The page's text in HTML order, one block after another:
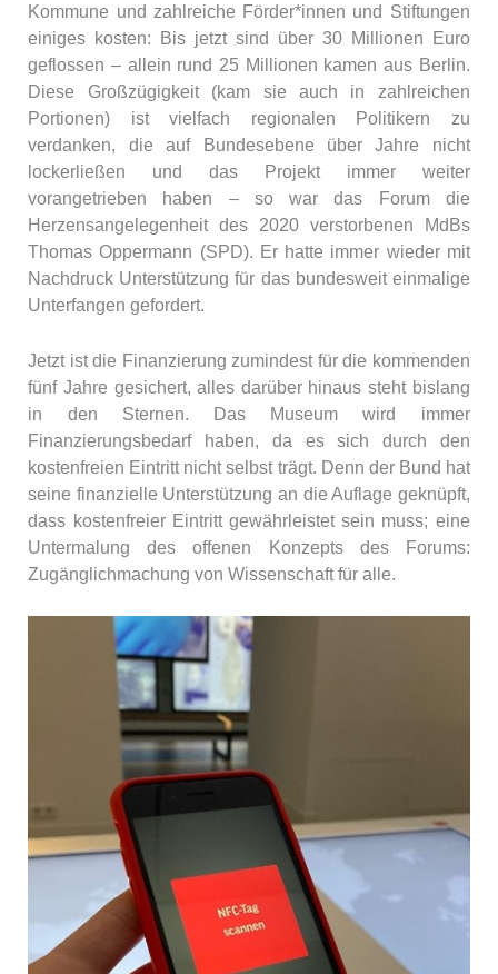
Kommune und zahlreiche Förder*innen und Stiftungen
einiges kosten: Bis jetzt sind über 30 Millionen Euro
geflossen – allein rund 25 Millionen kamen aus Berlin.
Diese Großzügigkeit (kam sie auch in zahlreichen
Portionen) ist vielfach regionalen Politikern zu
verdanken, die auf Bundesebene über Jahre nicht
lockerließen und das Projekt immer weiter
vorangetrieben haben – so war das Forum die
Herzensangelegenheit des 2020 verstorbenen MdBs
Thomas Oppermann (SPD). Er hatte immer wieder mit
Nachdruck Unterstützung für das bundesweit einmalige
Unterfangen gefordert.
Jetzt ist die Finanzierung zumindest für die kommenden
fünf Jahre gesichert, alles darüber hinaus steht bislang
in den Sternen. Das Museum wird immer
Finanzierungsbedarf haben, da es sich durch den
kostenfreien Eintritt nicht selbst trägt. Denn der Bund hat
seine finanzielle Unterstützung an die Auflage geknüpft,
dass kostenfreier Eintritt gewährleistet sein muss; eine
Untermalung des offenen Konzepts des Forums:
Zugänglichmachung von Wissenschaft für alle.